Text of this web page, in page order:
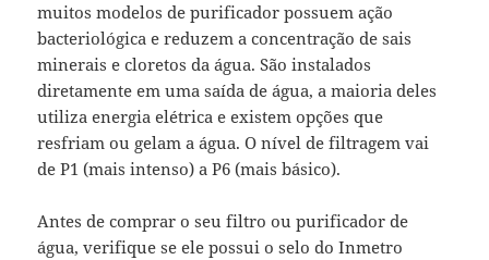
muitos modelos de purificador possuem ação
bacteriológica e reduzem a concentração de sais
minerais e cloretos da água. São instalados
diretamente em uma saída de água, a maioria deles
utiliza energia elétrica e existem opções que
resfriam ou gelam a água. O nível de filtragem vai
de P1 (mais intenso) a P6 (mais básico).
Antes de comprar o seu filtro ou purificador de
água, verifique se ele possui o selo do Inmetro